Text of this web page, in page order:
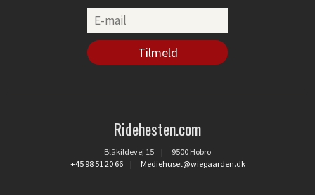
Ridehesten.com
Blåkildevej 15 | 9500 Hobro
+45 98 51 20 66| Mediehuset@wiegaarden.dk